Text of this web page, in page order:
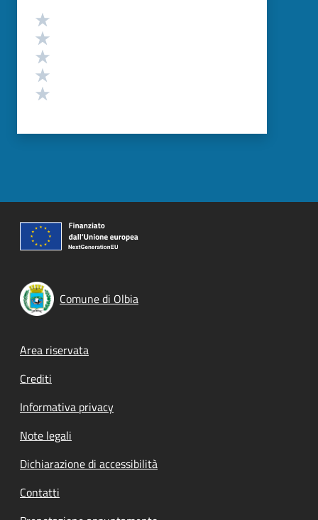
Valutazione
Comune di Olbia
Footer menu
Area riservata
Crediti
Informativa privacy
Note legali
Dichiarazione di accessibilità
Contatti